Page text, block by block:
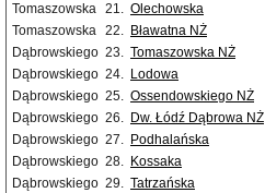
Tomaszowska 21. Olechowska
Tomaszowska 22. Bławatna NŻ
Dąbrowskiego 23. Tomaszowska NŻ
Dąbrowskiego 24. Lodowa
Dąbrowskiego 25. Ossendowskiego NŻ
Dąbrowskiego 26. Dw. Łódź Dąbrowa NŻ
Dąbrowskiego 27. Podhalańska
Dąbrowskiego 28. Kossaka
Dąbrowskiego 29. Tatrzańska